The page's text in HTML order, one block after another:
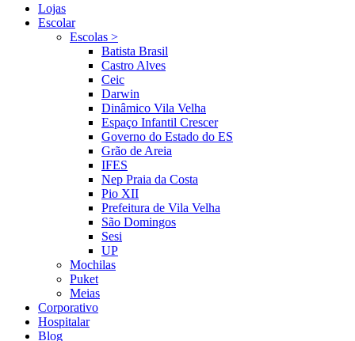
Lojas
Escolar
Escolas >
Batista Brasil
Castro Alves
Ceic
Darwin
Dinâmico Vila Velha
Espaço Infantil Crescer
Governo do Estado do ES
Grão de Areia
IFES
Nep Praia da Costa
Pio XII
Prefeitura de Vila Velha
São Domingos
Sesi
UP
Mochilas
Puket
Meias
Corporativo
Hospitalar
Blog